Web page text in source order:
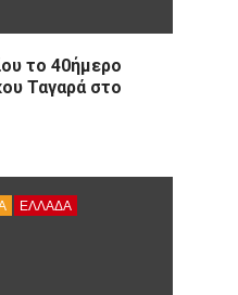
το 40ήμερο
Ταγαρά στο
ΕΛΛΑΔΑ